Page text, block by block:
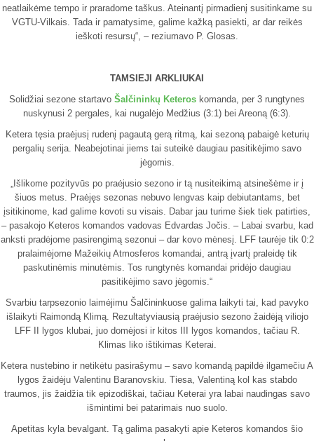
neatlaikėme tempo ir praradome taškus. Ateinantį pirmadienį susitinkame su
VGTU-Vilkais. Tada ir pamatysime, galime kažką pasiekti, ar dar reikės
ieškoti resursų“, – reziumavo P. Glosas.
TAMSIEJI ARKLIUKAI
Solidžiai sezone startavo Šalčininkų Keteros komanda, per 3 rungtynes
nuskynusi 2 pergales, kai nugalėjo Medžius (3:1) bei Areoną (6:3).
Ketera tęsia praėjusį rudenį pagautą gerą ritmą, kai sezoną pabaigė keturių
pergalių serija. Neabejotinai jiems tai suteikė daugiau pasitikėjimo savo
jėgomis.
„Išlikome pozityvūs po praėjusio sezono ir tą nusiteikimą atsinešėme ir į
šiuos metus. Praėjęs sezonas nebuvo lengvas kaip debiutantams, bet
įsitikinome, kad galime kovoti su visais. Dabar jau turime šiek tiek patirties,
– pasakojo Keteros komandos vadovas Edvardas Jočis. – Labai svarbu, kad
anksti pradėjome pasirengimą sezonui – dar kovo mėnesį. LFF taurėje tik 0:2
pralaimėjome Mažeikių Atmosferos komandai, antrą įvartį praleidę tik
paskutinėmis minutėmis. Tos rungtynės komandai pridėjo daugiau
pasitikėjimo savo jėgomis.“
Svarbiu tarpsezonio laimėjimu Šalčininkuose galima laikyti tai, kad pavyko
išlaikyti Raimondą Klimą. Rezultatyviausią praėjusio sezono žaidėją viliojo
LFF II lygos klubai, juo domėjosi ir kitos III lygos komandos, tačiau R.
Klimas liko ištikimas Keterai.
Ketera nustebino ir netikėtu pasirašymu – savo komandą papildė ilgamečiu A
lygos žaidėju Valentinu Baranovskiu. Tiesa, Valentiną kol kas stabdo
traumos, jis žaidžia tik epizodiškai, tačiau Keterai yra labai naudingas savo
išmintimi bei patarimais nuo suolo.
Apetitas kyla bevalgant. Tą galima pasakyti apie Keteros komandos šio